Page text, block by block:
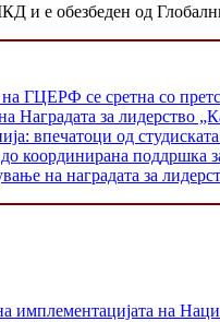
и е обезбеден од
на ГЦЕРФ се сретна со
Наградата за лидерство
впечатоци од
координирана поддршка
на наградата за
имплементацијата на